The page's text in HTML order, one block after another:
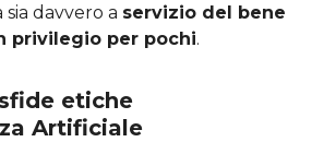
davvero a servizio del bene
privilegio per pochi.
etiche
Artificiale